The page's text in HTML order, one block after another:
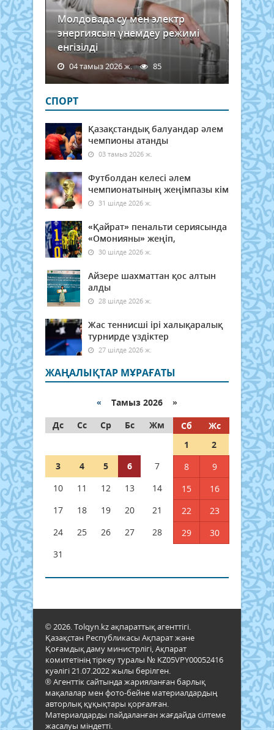
Молдовада су мен электр
энергиясын үнемдеу режимі
енгізілді
04 тамыз 2026 ж. 85
СПОРТ
Қазақстандық балуандар әлем
чемпионы атанды
03 тамыз 2026 ж.
Футболдан келесі әлем
чемпионатының жеңімпазы кім
31 шілде 2026 ж.
«Қайрат» пенальти сериясында
«Омонияны» жеңіп,
30 шілде 2026 ж.
Айзере шахматтан қос алтын
алды
28 шілде 2026 ж.
Жас теннисші ірі халықаралық
турнирде үздіктер
27 шілде 2026 ж.
ЖАҢАЛЫҚТАР МҰРАҒАТЫ
« Тамыз 2026 »
Дс
Сс Ср Бс Жм Сб
Жс
1
2
3
4 5 6 7 8
9
10
11 12 13 14 15
16
17
18 19 20 21 22
23
24
25 26 27 28 29
30
31
© 2026. Tolqyn.kz ақпараттық агенттігі.
Қазақстан Республикасы Ақпарат және
Қоғамдық даму министрлігі, Ақпарат
комитетінің тіркеу туралы № KZ05VPY00052416
куәлігі 21.07.2022 жылы берілген.
® Агенттік сайтында жарияланған барлық
мақалалар мен фото-бейне материалдардың
авторлық құқықтары қорғалған.
Материалдарды пайдаланған жағдайда сілтеме
жасалуы міндетті.